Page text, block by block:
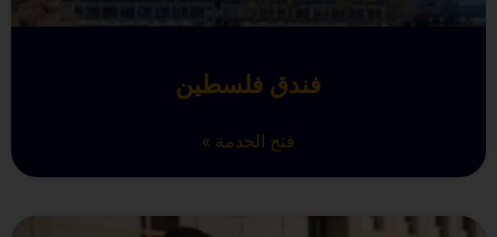
فندق فلسطين
فتح الخدمة »